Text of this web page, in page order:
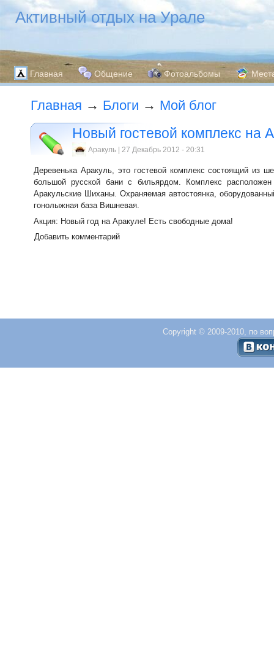
Активный отдых на Урале
Главная Общение Фотоальбомы
Главная → Блоги → Мой блог
Новый гостевой комплекс на
Аракуль | 27 Декабрь 2012 - 20:31
Деревенька Аракуль, это гостевой комплекс состоящий из
большой русской бани с бильярдом. Комплекс
Аракульские Шиханы. Охраняемая автостоянка,
гонолыжная база Вишневая.
Акция: Новый год на Аракуле! Есть свободные дома!
Добавить комментарий
Copyright © 2009-2010, по